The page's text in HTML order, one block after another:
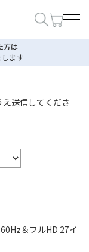
方は
します
送信してくださ
＆フルHD 27イ